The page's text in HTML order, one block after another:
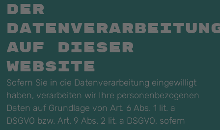
der
auf dieser
Website
Sofern Sie in die Datenverarbeitung eingewilligt
haben, verarbeiten wir Ihre personenbezogenen
Daten auf Grundlage von Art. 6 Abs. 1 lit. a
DSGVO bzw. Art. 9 Abs. 2 lit. a DSGVO, sofern